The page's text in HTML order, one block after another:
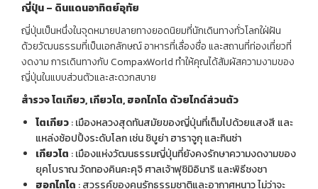
ญี่ปุ่น – ดินแดนอาทิตย์อุทัย
ญี่ปุ่นเป็นหนึ่งในจุดหมายปลายทางยอดนิยมที่นักเดินทางทั่วโลกใฝ่ฝัน
ด้วยวัฒนธรรมที่เป็นเอกลักษณ์ อาหารที่เลื่องชื่อ และสถานที่ท่องเที่ยวที่
งดงาม การเดินทางกับ CompaxWorld ทำให้คุณได้สัมผัสความงามของ
ญี่ปุ่นในแบบส่วนตัวและสะดวกสบาย
สำรวจ โตเกียว,เกียวโต,ฮอกไกโด ด้วยไกด์ส่วนตัว
โตเกียว: เมืองหลวงสุดทันสมัยของญี่ปุ่นที่เต็มไปด้วยแสงสี และ
แหล่งช้อปปิ้งระดับโลก เช่น ชิบูย่า ฮาราจูกุ และกินซ่า
เกียวโต : เมืองแห่งวัฒนธรรมญี่ปุ่นที่ยังคงรักษาความงดงามของ
ยุคโบราณ วัดทองคินคะคุจิ ศาลเจ้าฟุชิมิอินาริ และพิธีชงชา
ฮอกไกโด : สวรรค์ของคนรักธรรมชาติและอากาศหนาว ไม่ว่าจะ